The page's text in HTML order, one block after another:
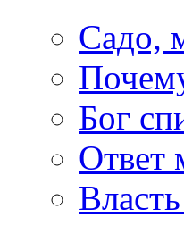
Садо,
Бог
Ответ